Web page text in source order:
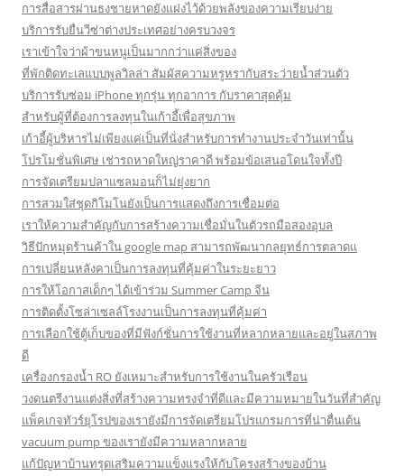
การสื่อสารผ่านธงชายหาดยังแฝงไว้ด้วยพลังของความเรียบง่าย
บริการรับยื่นวีซ่าต่างประเทศอย่างครบวงจร
เราเข้าใจว่าผ้าขนหนูเป็นมากกว่าแค่สิ่งของ
ที่พักติดทะเลแบบพูลวิลล่า สัมผัสความหรูหรากับสระว่ายน้ำส่วนตัว
บริการรับซ่อม iPhone ทุกรุ่น ทุกอาการ กับราคาสุดคุ้ม
สำหรับผู้ที่ต้องการลงทุนในเก้าอี้เพื่อสุขภาพ
เก้าอี้ผู้บริหารไม่เพียงแค่เป็นที่นั่งสำหรับการทำงานประจำวันเท่านั้น
โปรโมชั่นพิเศษ เช่ารถหาดใหญ่ราคาดี พร้อมข้อเสนอโดนใจทั้งปี
การจัดเตรียมปลาแซลมอนก็ไม่ยุ่งยาก
การสวมใส่ชุดกิโมโนยังเป็นการแสดงถึงการเชื่อมต่อ
เราให้ความสำคัญกับการสร้างความเชื่อมั่นในตัวรถมือสองอุบล
วิธีปักหมุดร้านค้าใน google map สามารถพัฒนากลยุทธ์การตลาดแ
การเปลี่ยนหลังคาเป็นการลงทุนที่คุ้มค่าในระยะยาว
การให้โอกาสเด็กๆ ได้เข้าร่วม Summer Camp จีน
การติดตั้งโซล่าเซลล์โรงงานเป็นการลงทุนที่คุ้มค่า
การเลือกใช้ตู้เก็บของที่มีฟังก์ชั่นการใช้งานที่หลากหลายและอยู่ในสภาพ
ดี
เครื่องกรองน้ำ RO ยังเหมาะสำหรับการใช้งานในครัวเรือน
วงดนตรีงานแต่งสิ่งที่สร้างความทรงจำที่ดีและมีความหมายในวันที่สำคัญ
แพ็คเกจทัวร์ยุโรปของเรายังมีการจัดเตรียมโปรแกรมการที่น่าตื่นเต้น
vacuum pump ของเรายังมีความหลากหลาย
แก้ปัญหาบ้านทรุดเสริมความแข็งแรงให้กับโครงสร้างของบ้าน